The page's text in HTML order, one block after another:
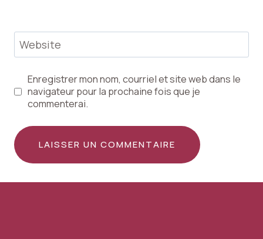
Website
Enregistrer mon nom, courriel et site web dans le
navigateur pour la prochaine fois que je
commenterai.